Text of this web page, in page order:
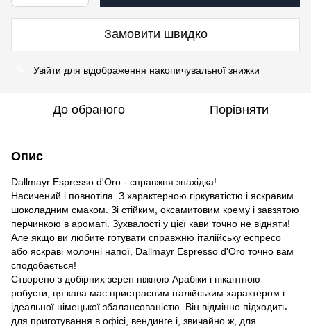
Замовити швидко
Увійти для відображення накопичувальної знижки
До обраного Порівняти
Опис
Dallmayr Espresso d'Oro - справжня знахідка!
Насичений і повнотіла. З характерною гіркуватістю і яскравим
шоколадним смаком. Зі стійким, оксамитовим крему і завзятою
перчинкою в ароматі. Зухвалості у цієї кави точно не відняти!
Але якщо ви любите готувати справжню італійську еспресо
або яскраві молочні напої, Dallmayr Espresso d'Oro точно вам
сподобається!
Створено з добірних зерен ніжною Арабіки і пікантною
робусти, ця кава має пристрасним італійським характером і
ідеальної німецької збалансованістю. Він відмінно підходить
для приготування в офісі, вендинге і, звичайно ж, для